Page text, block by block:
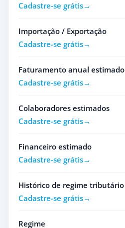
Cadastre-se grátis
Importação / Exportação
Cadastre-se grátis
Faturamento anual estimado
Cadastre-se grátis
Colaboradores estimados
Cadastre-se grátis
Financeiro estimado
Cadastre-se grátis
Histórico de regime tributário
Cadastre-se grátis
Regime